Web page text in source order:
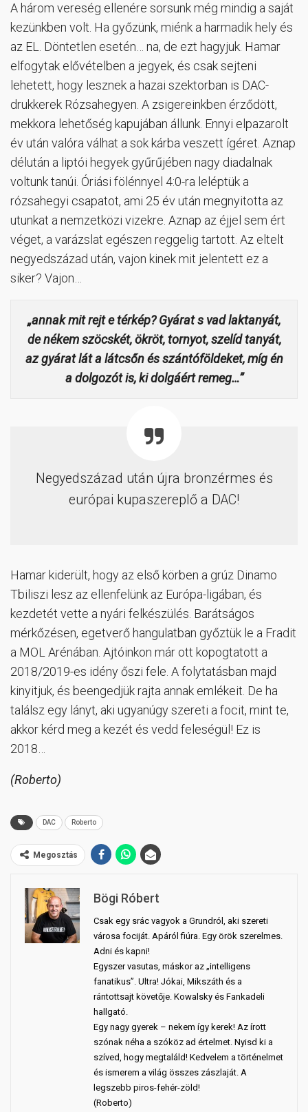
A három vereség ellenére sorsunk még mindig a saját
kezünkben volt. Ha győzünk, miénk a harmadik hely és
az EL. Döntetlen esetén… na, de ezt hagyjuk. Hamar
elfogytak elővételben a jegyek, és csak sejteni
lehetett, hogy lesznek a hazai szektorban is DAC-
drukkerek Rózsahegyen. A zsigereinkben érződött,
mekkora lehetőség kapujában állunk. Ennyi elpazarolt
év után valóra válhat a sok kárba veszett ígéret. Aznap
délután a liptói hegyek gyűrűjében nagy diadalnak
voltunk tanúi. Óriási fölénnyel 4:0-ra leléptük a
rózsahegyi csapatot, ami 25 év után megnyitotta az
utunkat a nemzetközi vizekre. Aznap az éjjel sem ért
véget, a varázslat egészen reggelig tartott. Az eltelt
negyedszázad után, vajon kinek mit jelentett ez a
siker? Vajon…
„annak mit rejt e térkép? Gyárat s vad laktanyát,
de nékem szöcskét, ökröt, tornyot, szelíd tanyát,
az gyárat lát a látcsőn és szántóföldeket, míg én
a dolgozót is, ki dolgáért remeg…”
Negyedszázad után újra bronzérmes és
európai kupaszereplő a DAC!
Hamar kiderült, hogy az első körben a grúz Dinamo
Tbiliszi lesz az ellenfelünk az Európa-ligában, és
kezdetét vette a nyári felkészülés. Barátságos
mérkőzésen, egetverő hangulatban győztük le a Fradit
a MOL Arénában. Ajtóinkon már ott kopogtatott a
2018/2019-es idény őszi fele. A folytatásban majd
kinyitjuk, és beengedjük rajta annak emlékeit. De ha
találsz egy lányt, aki ugyanúgy szereti a focit, mint te,
akkor kérd meg a kezét és vedd feleségül! Ez is
2018…
(Roberto)
DAC Roberto
Megosztás
Bögi Róbert
Csak egy srác vagyok a Grundról, aki szereti
városa fociját. Apáról fiúra. Egy örök szerelmes.
Adni és kapni!
Egyszer vasutas, máskor az „intelligens
fanatikus”. Ultra! Jókai, Mikszáth és a
rántottsajt követője. Kowalsky és Fankadeli
hallgató.
Egy nagy gyerek – nekem így kerek! Az írott
szónak néha a szóköz ad értelmet. Nyisd ki a
szíved, hogy megtaláld! Kedvelem a történelmet
és ismerem a világ összes zászlaját. A
legszebb piros-fehér-zöld!
(Roberto)